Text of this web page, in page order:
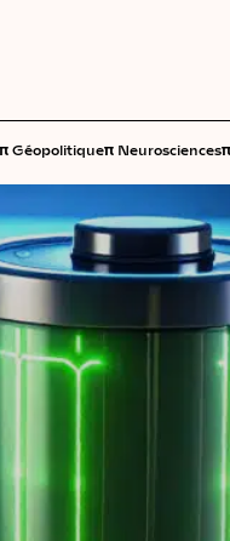
π Géopolitiqueπ Neurosciencesπ